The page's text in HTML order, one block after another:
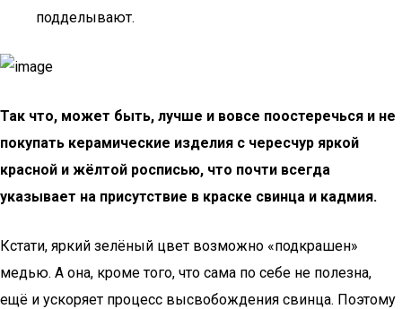
подделывают.
Так что, может быть, лучше и вовсе поостеречься и не
покупать керамические изделия с чересчур яркой
красной и жёлтой росписью, что почти всегда
указывает на присутствие в краске свинца и кадмия.
Кстати, яркий зелёный цвет возможно «подкрашен»
медью. А она, кроме того, что сама по себе не полезна,
ещё и ускоряет процесс высвобождения свинца. Поэтому